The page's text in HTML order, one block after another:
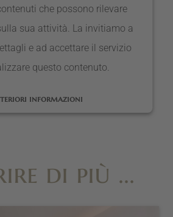
che possono rilevare
sua attività. La invitiamo a
e ad accettare il servizio
questo contenuto.
informazioni
di più …